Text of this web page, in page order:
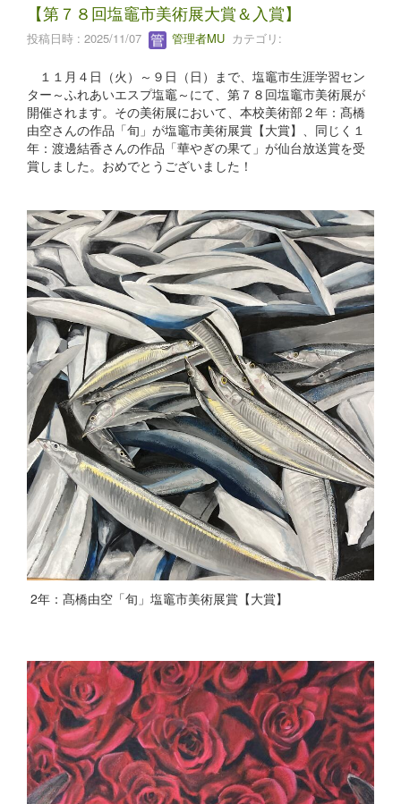
【第７８回塩竈市美術展大賞＆入賞】
投稿日時 : 2025/11/07 管理者MU カテゴリ:
１１月４日（火）～９日（日）まで、塩竈市生涯学習セン
ター～ふれあいエスプ塩竈～にて、第７８回塩竈市美術展が
開催されます。その美術展において、本校美術部２年：髙橋
由空さんの作品「旬」が塩竈市美術展賞【大賞】、同じく１
年：渡邊結香さんの作品「華やぎの果て」が仙台放送賞を受
賞しました。おめでとうございました！
2年：髙橋由空「旬」塩竈市美術展賞【大賞】